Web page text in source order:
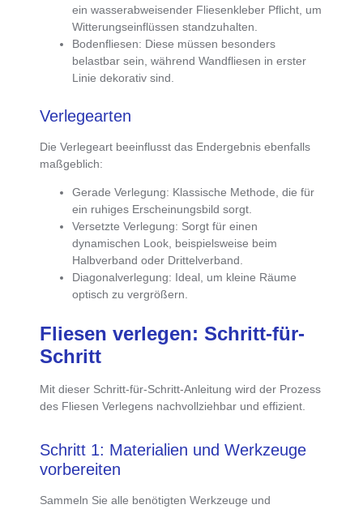
ein wasserabweisender Fliesenkleber Pflicht , um
Witterungseinflüssen standzuhalten.
Bodenfliesen: Diese müssen besonders
belastbar sein, während Wandfliesen in erster
Linie dekorativ sind.
Verlegearten
DieVerlegeart beeinflusst das Endergebnis ebenfalls
maßgeblich:
Gerade Verlegung: Klassische Methode, die für
ein ruhiges Erscheinungsbild sorgt.
Versetzte Verlegung: Sorgt für einen
dynamischen Look, beispielsweise beim
Halbverband oder Drittelverband.
Diagonalverlegung: Ideal, um kleine Räume
optisch zu vergrößern.
Fliesen verlegen: Schritt-für-
Schritt
Mit dieser Schritt-für-Schritt-Anleitung wird der Prozess
des Fliesen Verlegens nachvollziehbar und effizient.
Schritt 1: Materialien und Werkzeuge
vorbereiten
Sammeln Sie alle benötigten Werkzeuge und